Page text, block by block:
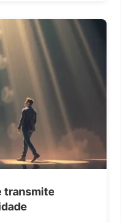
transmite